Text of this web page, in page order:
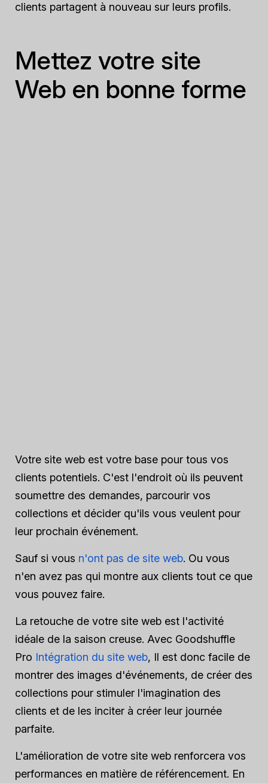
clients partagent à nouveau sur leurs profils.
Mettez votre site
Web en bonne forme
Votre site web est votre base pour tous vos
clients potentiels. C'est l'endroit où ils peuvent
soumettre des demandes, parcourir vos
collections et décider qu'ils vous veulent pour
leur prochain événement.
Sauf si vous n'ont pas de site web. Ou vous
n'en avez pas qui montre aux clients tout ce que
vous pouvez faire.
La retouche de votre site web est l'activité
idéale de la saison creuse. Avec Goodshuffle
Pro Intégration du site web, Il est donc facile de
montrer des images d'événements, de créer des
collections pour stimuler l'imagination des
clients et de les inciter à créer leur journée
parfaite.
L'amélioration de votre site web renforcera vos
performances en matière de référencement. En